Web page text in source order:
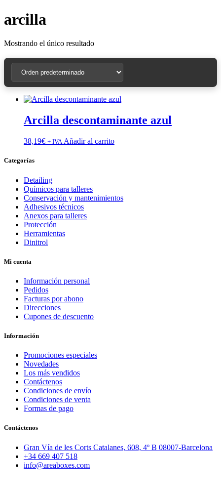
arcilla
Mostrando el único resultado
Arcilla descontaminante azul
38,19€ + IVA Añadir al carrito
Categorías
Detailing
Químicos para talleres
Conservación y mantenimientos
Adhesivos técnicos
Anexos para talleres
Protección
Herramientas
Dinitrol
Mi cuenta
Información personal
Pedidos
Facturas por abono
Direcciones
Cupones de descuento
Información
Promociones especiales
Novedades
Los más vendidos
Contáctenos
Condiciones de envío
Condiciones de venta
Formas de pago
Contáctenos
Gran Vía de les Corts Catalanes, 608, 4º B 08007-Barcelona
+34 669 407 518
info@areaboxes.com